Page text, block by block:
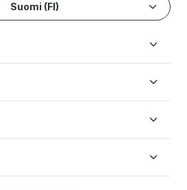
Suomi (FI)